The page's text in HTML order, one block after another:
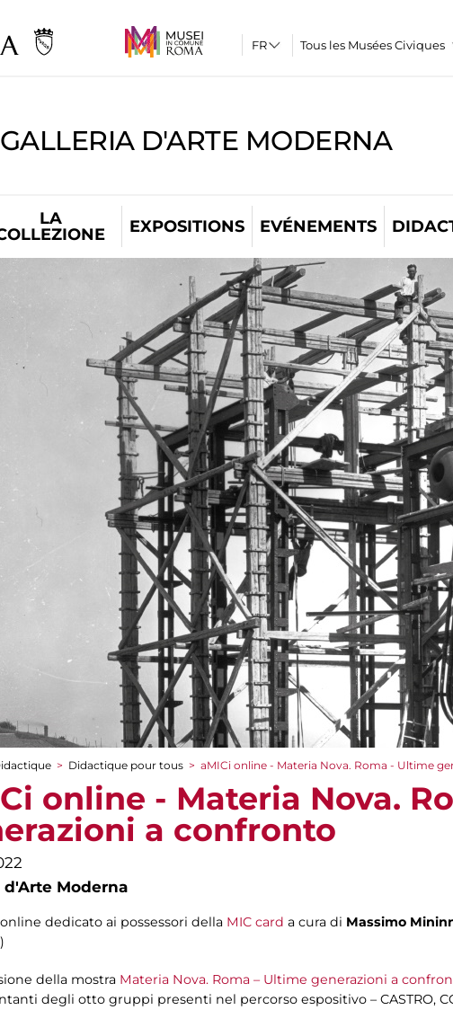
Tous les Musées Civiques
GALLERIA D'ARTE MODERNA
LA
EXPOSITIONS EVÉNEMENTS
here
> Didactique pour tous > aMICi online - Materia Nova. Roma - Ultime
online - Materia Nova.
a confronto
d'Arte Moderna
dedicato ai possessori della MIC card a cura di Massimo
della mostra Materia Nova. Roma – Ultime generazioni a
degli otto gruppi presenti nel percorso espositivo – CASTRO,